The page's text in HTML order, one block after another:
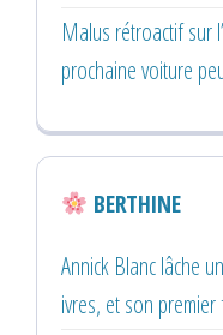
Malus rétroactif sur
prochaine voiture
BERTHINE
Annick Blanc lâche
ivres, et son